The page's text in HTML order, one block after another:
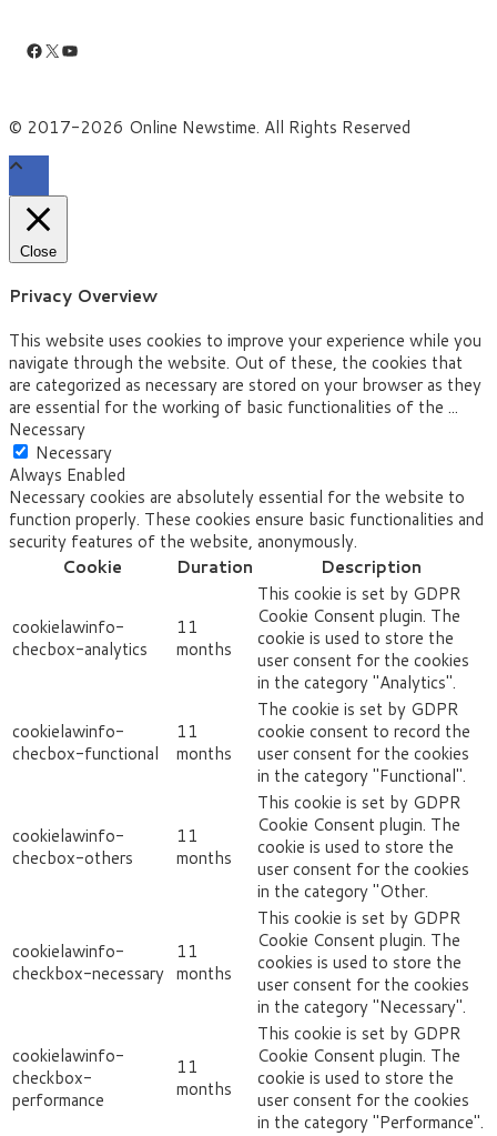
Facebook
X YouTube
© 2017-2026 Online Newstime. All Rights Reserved
Close
Privacy Overview
This website uses cookies to improve your experience while you
navigate through the website. Out of these, the cookies that
are categorized as necessary are stored on your browser as they
are essential for the working of basic functionalities of the ...
Necessary
Necessary
Always Enabled
Necessary cookies are absolutely essential for the website to
function properly. These cookies ensure basic functionalities and
security features of the website, anonymously.
Cookie
Duration Description
cookielawinfo-
checbox-analytics
11
months
This cookie is set by GDPR
Cookie Consent plugin. The
cookie is used to store the
user consent for the cookies
in the category "Analytics".
cookielawinfo-
checbox-functional
11
months
The cookie is set by GDPR
cookie consent to record the
user consent for the cookies
in the category "Functional".
cookielawinfo-
checbox-others
11
months
This cookie is set by GDPR
Cookie Consent plugin. The
cookie is used to store the
user consent for the cookies
in the category "Other.
cookielawinfo-
checkbox-necessary
11
months
This cookie is set by GDPR
Cookie Consent plugin. The
cookies is used to store the
user consent for the cookies
in the category "Necessary".
cookielawinfo-
checkbox-
performance
11
months
This cookie is set by GDPR
Cookie Consent plugin. The
cookie is used to store the
user consent for the cookies
in the category "Performance".